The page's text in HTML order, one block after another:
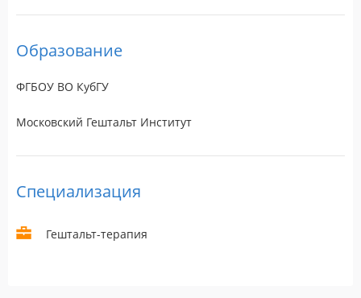
Образование
ФГБОУ ВО КубГУ
Московский Гештальт Институт
Специализация
Гештальт-терапия